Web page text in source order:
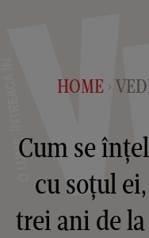
HOME >
Cum se
cu soțul
trei ani de